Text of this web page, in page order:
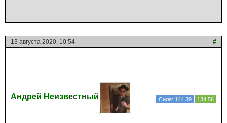
13 августа 2020, 10:54 #
Андрей Неизвестный Сила: 144.39 134.56